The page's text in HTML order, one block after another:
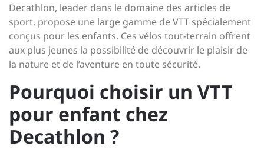
Decathlon, leader dans le domaine des articles de
sport, propose une large gamme de VTT spécialement
conçus pour les enfants. Ces vélos tout-terrain offrent
aux plus jeunes la possibilité de découvrir le plaisir de
la nature et de l’aventure en toute sécurité.
Pourquoi choisir un VTT
pour enfant chez
Decathlon ?